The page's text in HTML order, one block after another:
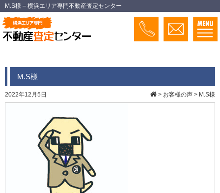
M.S様 – 横浜エリア専門不動産査定センター
M.S様
> お客様の声 > M.S様
2022年12月5日